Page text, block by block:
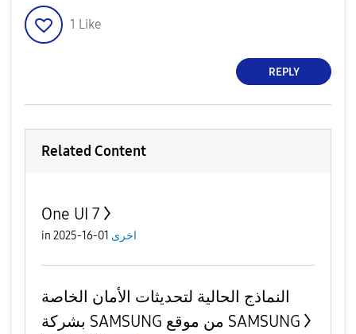
1 Like
REPLY
Related Content
One UI 7
in اخرى 01-16-2025
النماذج الحالية لتحديثات الأمان الخاصة
بشركة SAMSUNG من موقع SAMSUNG